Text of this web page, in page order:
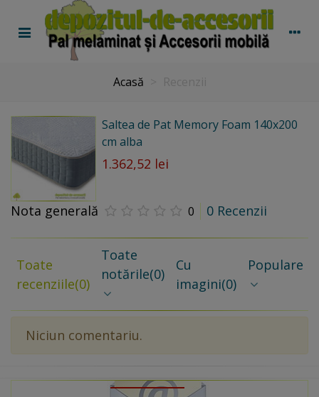
Acasă
Saltea de Pat Memory Foam 140x200
cm alba
1.362,52 lei
Nota generală 0 0 Recenzii
Toate
recenziile(0)
Toate
notările(0)
Cu
imagini(0)
Populare
Niciun comentariu.